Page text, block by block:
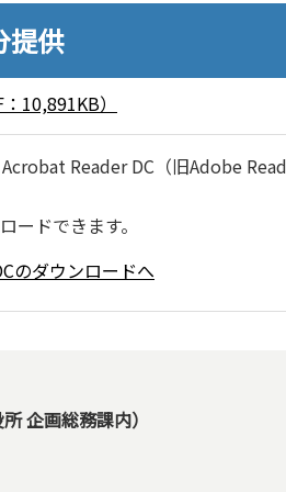
供
10,891KB）
Reader DC（旧Adobe
ードできます。
のダウンロードへ
企画総務課内）